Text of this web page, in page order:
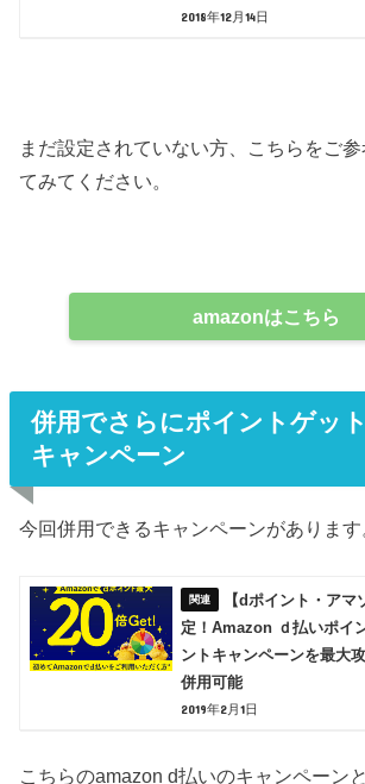
2018年12月14日
まだ設定されていない方、こちらをご
てみてください。
amazonはこちら
併用でさらにポイントゲッ
キャンペーン
今回併用できるキャンペーンがあります
【dポイント・ア
定！Amazon ｄ払いポイ
ントキャンペーンを最大
併用可能
2019年2月1日
こちらのamazon d払いのキャンペーン